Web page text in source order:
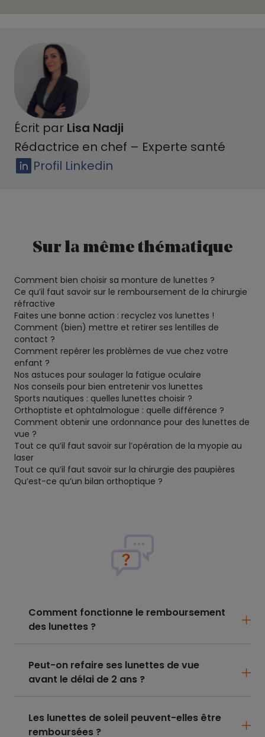
Écrit par Lisa Nadji
Rédactrice en chef – Experte santé
Profil Linkedin
Sur la même thématique
Comment bien choisir sa monture de lunettes ?
Ce qu’il faut savoir sur le remboursement de la chirurgie
réfractive
Faites une bonne action : recyclez vos lunettes !
Comment (bien) mettre et retirer ses lentilles de
contact ?
Comment repérer les problèmes de vue chez votre
enfant ?
Nos astuces pour soulager la fatigue oculaire
Nos conseils pour bien entretenir vos lunettes
Sports nautiques : quelles lunettes choisir ?
Orthoptiste et ophtalmologue : quelle différence ?
Comment obtenir une ordonnance pour des lunettes de
vue ?
Tout ce qu’il faut savoir sur l’opération de la myopie au
laser
Tout ce qu’il faut savoir sur la chirurgie des paupières
Qu’est-ce qu’un bilan orthoptique ?
Comment fonctionne le remboursement
des lunettes ?
Peut-on refaire ses lunettes de vue
avant le délai de 2 ans ?
Les lunettes de soleil peuvent-elles être
remboursées ?